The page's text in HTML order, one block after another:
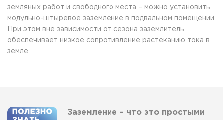
земляных работ и свободного места – можно установить
модульно-штыревое заземление в подвальном помещении.
При этом вне зависимости от сезона заземлитель
обеспечивает низкое сопротивление растеканию тока в
земле.
Заземление – что это простыми